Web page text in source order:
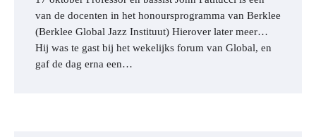
van de docenten in het honoursprogramma van Berklee
(Berklee Global Jazz Instituut) Hierover later meer…
Hij was te gast bij het wekelijks forum van Global, en
gaf de dag erna een…